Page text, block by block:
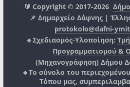
🔰 Copyright © 2017-2026
📌 Δημαρχείο Δάφνης |
protokolo@dafni-
🔹Σχεδιασμός-Υλοποίηση:
Προγραμματισμού &
(Μηχανογράφηση) Δήμου
🔸Το σύνολο του
Τόπου μας,